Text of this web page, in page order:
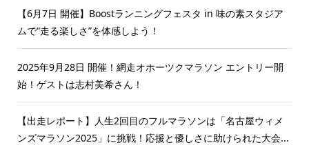
【6月7日 開催】Boostランニングフェスタ in 味の素スタジア
ムで“走る楽しさ”を体感しよう！
2025年9月28日 開催！網走オホーツクマラソン エントリー開
始！ゲストは志村美希さん！
【出走レポート】人生2回目のフルマラソンは「名古屋ウィメ
ンズマラソン2025」に挑戦！応援と優しさに助けられた大会...